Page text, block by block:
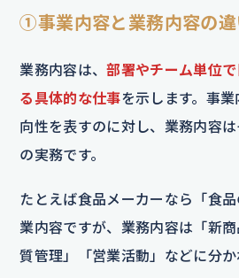
①事業内容と業務内容の違
業務内容は、部署やチーム単位
る具体的な仕事を示します。事
向性を表すのに対し、業務内容
の実務です。
たとえば食品メーカーなら「食
業内容ですが、業務内容は「新
質管理」「営業活動」などに分か